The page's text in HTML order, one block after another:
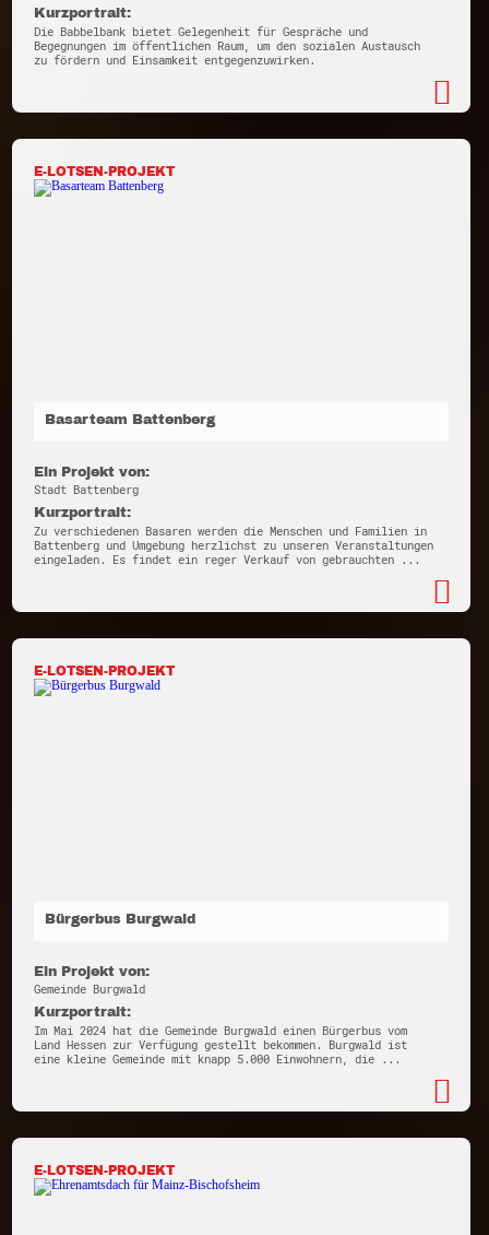
Kurzportrait:
Die Babbelbank bietet Gelegenheit für Gespräche und
Begegnungen im öffentlichen Raum, um den sozialen Austausch
zu fördern und Einsamkeit entgegenzuwirken.
E-LOTSEN-PROJEKT
Basarteam Battenberg
Ein Projekt von:
Stadt Battenberg
Kurzportrait:
Zu verschiedenen Basaren werden die Menschen und Familien in
Battenberg und Umgebung herzlichst zu unseren Veranstaltungen
eingeladen. Es findet ein reger Verkauf von gebrauchten ...
E-LOTSEN-PROJEKT
Bürgerbus Burgwald
Ein Projekt von:
Gemeinde Burgwald
Kurzportrait:
Im Mai 2024 hat die Gemeinde Burgwald einen Bürgerbus vom
Land Hessen zur Verfügung gestellt bekommen. Burgwald ist
eine kleine Gemeinde mit knapp 5.000 Einwohnern, die ...
E-LOTSEN-PROJEKT